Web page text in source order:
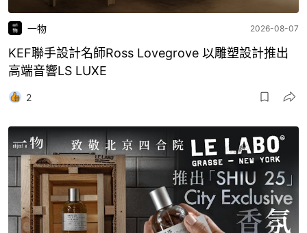
一物 2026-08-07
KEF聯手設計名師Ross Lovegrove 以雕塑設計推出
高端音響LS LUXE
2